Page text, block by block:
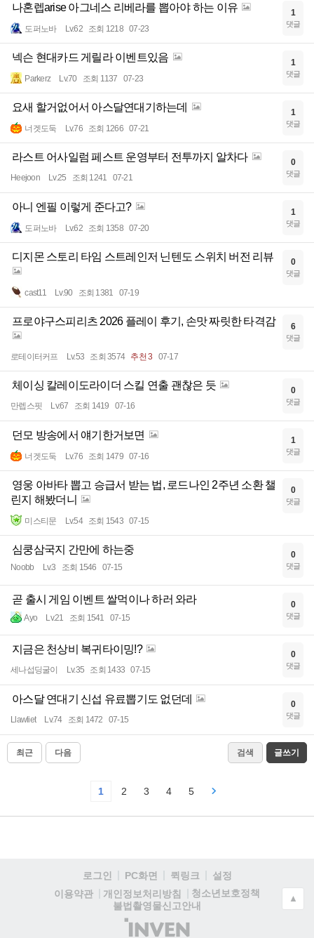
나혼렙arise 아그네스 리베라를 뽑아야 하는 이유
도퍼노바 Lv.62 조회 1218 07-23
1
댓글
넥슨 현대카드 게릴라 이벤트있음
Parkerz Lv.70 조회 1137 07-23
1
댓글
요새 할거없어서 아스달연대기하는데
너겟도둑 Lv.76 조회 1266 07-21
1
댓글
라스트 어사일럼 페스트 운영부터 전투까지 알차다
Heejoon Lv.25 조회 1241 07-21
0
댓글
아니 엔필 이렇게 준다고?
도퍼노바 Lv.62 조회 1358 07-20
1
댓글
디지몬 스토리 타임 스트레인저 닌텐도 스위치 버전 리뷰
cast11 Lv.90 조회 1381 07-19
0
댓글
프로야구스피리츠 2026 플레이 후기, 손맛 짜릿한 타격감
로테이터커프 Lv.53 조회 3574 추천 3 07-17
6
댓글
체이싱 칼레이도라이더 스킬 연출 괜찮은 듯
만렙스핏 Lv.67 조회 1419 07-16
0
댓글
던모 방송에서 얘기한거보면
너겟도둑 Lv.76 조회 1479 07-16
1
댓글
영웅 아바타 뽑고 승급서 받는 법, 로드나인 2주년 소환 챌
린지 해봤더니
미스티문 Lv.54 조회 1543 07-15
0
댓글
심쿵삼국지 간만에 하는중
Noobb Lv.3 조회 1546 07-15
0
댓글
곧 출시 게임 이벤트 쌀먹이나 하러 와라
Ayo Lv.21 조회 1541 07-15
0
댓글
지금은 천상비 복귀타이밍!?
세나섭딩굴이 Lv.35 조회 1433 07-15
0
댓글
아스달 연대기 신섭 유료뽑기도 없던데
Llawliet Lv.74 조회 1472 07-15
0
댓글
최근 다음 검색 글쓰기
1 2 3 4 5
로그인 PC화면 퀵링크
설정
이용약관
개인정보처리방침
청소년보호정책
불법촬영물신고안내
(주)
▲